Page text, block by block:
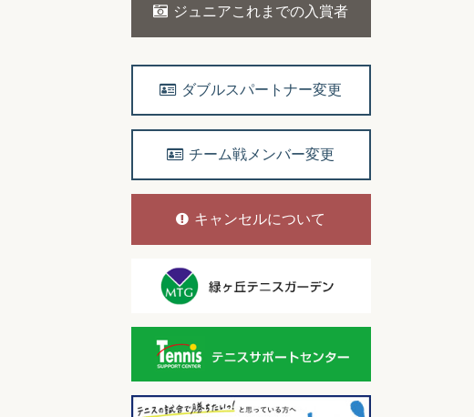
ジュニアこれまでの入賞者
ダブルスパートナー変更
チーム戦メンバー変更
キャンセルについて